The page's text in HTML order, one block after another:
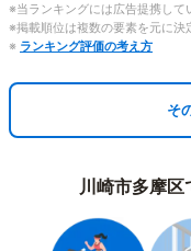
※当ランキングには広告提携して
※掲載順位は複数の要素を元に決
※ ランキング評価の考え方
そ
川崎市多摩